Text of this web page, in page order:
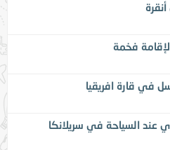
فخمة
في قارة افريقيا
عند السياحة في سريلانكا